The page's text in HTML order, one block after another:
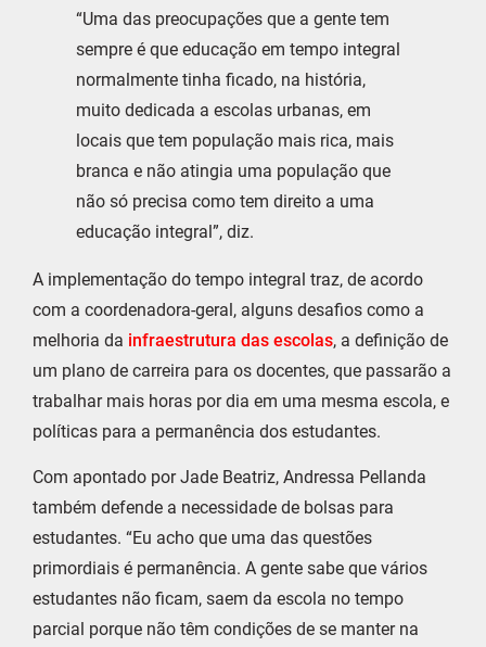
“Uma das preocupações que a gente tem
sempre é que educação em tempo integral
normalmente tinha ficado, na história,
muito dedicada a escolas urbanas, em
locais que tem população mais rica, mais
branca e não atingia uma população que
não só precisa como tem direito a uma
educação integral”, diz.
A implementação do tempo integral traz, de acordo
com a coordenadora-geral, alguns desafios como a
melhoria da infraestrutura das escolas, a definição de
um plano de carreira para os docentes, que passarão a
trabalhar mais horas por dia em uma mesma escola, e
políticas para a permanência dos estudantes.
Com apontado por Jade Beatriz, Andressa Pellanda
também defende a necessidade de bolsas para
estudantes. “Eu acho que uma das questões
primordiais é permanência. A gente sabe que vários
estudantes não ficam, saem da escola no tempo
parcial porque não têm condições de se manter na